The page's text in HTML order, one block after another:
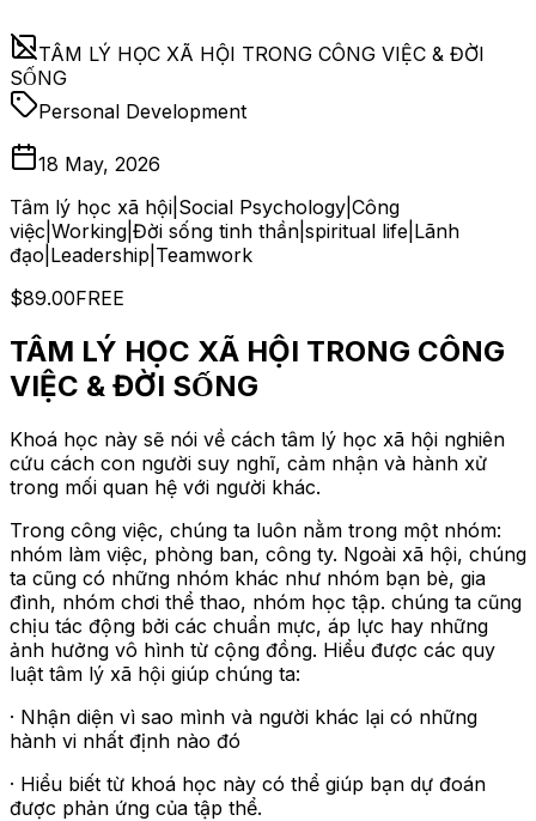
TÂM LÝ HỌC XÃ HỘI TRONG CÔNG VIỆC & ĐỜI
SỐNG
Personal Development
18 May, 2026
Tâm lý học xã hội|Social Psychology|Công
việc|Working|Đời sống tinh thần|spiritual life|Lãnh
đạo|Leadership|Teamwork
$89.00FREE
TÂM LÝ HỌC XÃ HỘI TRONG CÔNG
VIỆC & ĐỜI SỐNG
Khoá học này sẽ nói về cách tâm lý học xã hội nghiên
cứu cách con người suy nghĩ, cảm nhận và hành xử
trong mối quan hệ với người khác.
Trong công việc, chúng ta luôn nằm trong một nhóm:
nhóm làm việc, phòng ban, công ty. Ngoài xã hội, chúng
ta cũng có những nhóm khác như nhóm bạn bè, gia
đình, nhóm chơi thể thao, nhóm học tập. chúng ta cũng
chịu tác động bởi các chuẩn mực, áp lực hay những
ảnh hưởng vô hình từ cộng đồng. Hiểu được các quy
luật tâm lý xã hội giúp chúng ta:
· Nhận diện vì sao mình và người khác lại có những
hành vi nhất định nào đó
· Hiểu biết từ khoá học này có thể giúp bạn dự đoán
được phản ứng của tập thể.